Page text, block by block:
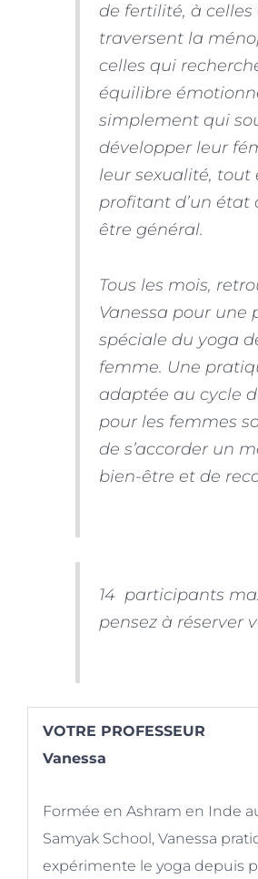
de fertilité, à celles
traversent la
celles qui
équilibre
simplement qui
développer leur
leur sexualité, tout
profitant d’un état
être général.
Tous les mois,
Vanessa pour une
spéciale du yoga
femme. Une
adaptée au cycle
pour les femmes
de s’accorder un
bien-être et de
14 participants
pensez à réserver
VOTRE PROFESSEUR
Vanessa
Formée en Ashram en Inde
Samyak School, Vanessa
expérimente le yoga depuis